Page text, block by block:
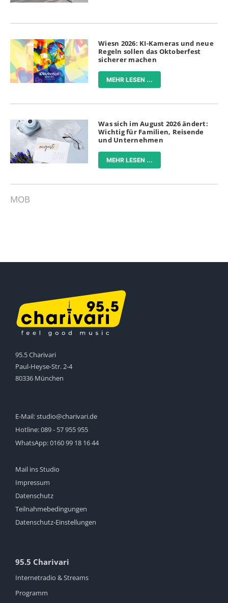
Wiesn 2026: KI-Kameras und neue
Regeln sollen das Oktoberfest
sicherer machen
MEHR LESEN ...
Was sich im August 2026 ändert:
Wichtig für Familien, Reisende
und Unternehmen
MEHR LESEN ...
MOB
95.5 Charivari
Paul-Heyse-Str. 2-4
80336 München
E-Mail:studio@charivari.de
Hotline:089 - 57 955 955
WhatsApp:0160 99 18 16 44
Mail ins Studio
Impressum
Datenschutz
Teilnahmebedingungen
Datenschutz-Einstellungen
95.5 Charivari
Internetradio & Streams
Programm